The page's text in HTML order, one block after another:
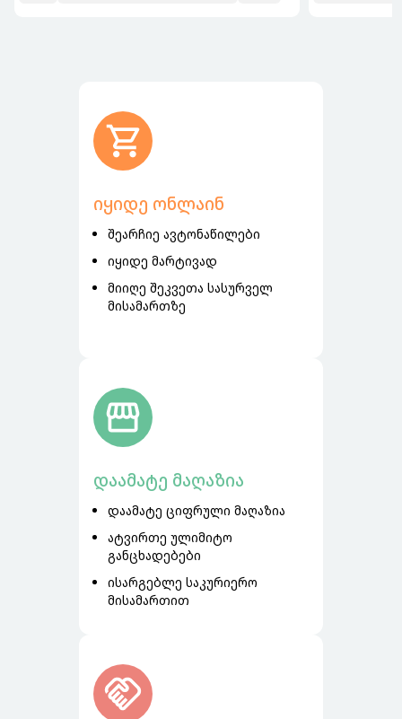
იყიდე ონლაინ
შეარჩიე ავტონაწილები
იყიდე მარტივად
მიიღე შეკვეთა სასურველ
მისამართზე
დაამატე მაღაზია
დაამატე ციფრული მაღაზია
ატვირთე ულიმიტო
განცხადებები
ისარგებლე საკურიერო
მისამართით